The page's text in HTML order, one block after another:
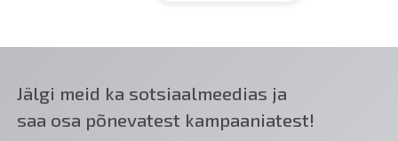
Jälgi meid ka sotsiaalmeedias ja
saa osa põnevatest kampaaniatest!